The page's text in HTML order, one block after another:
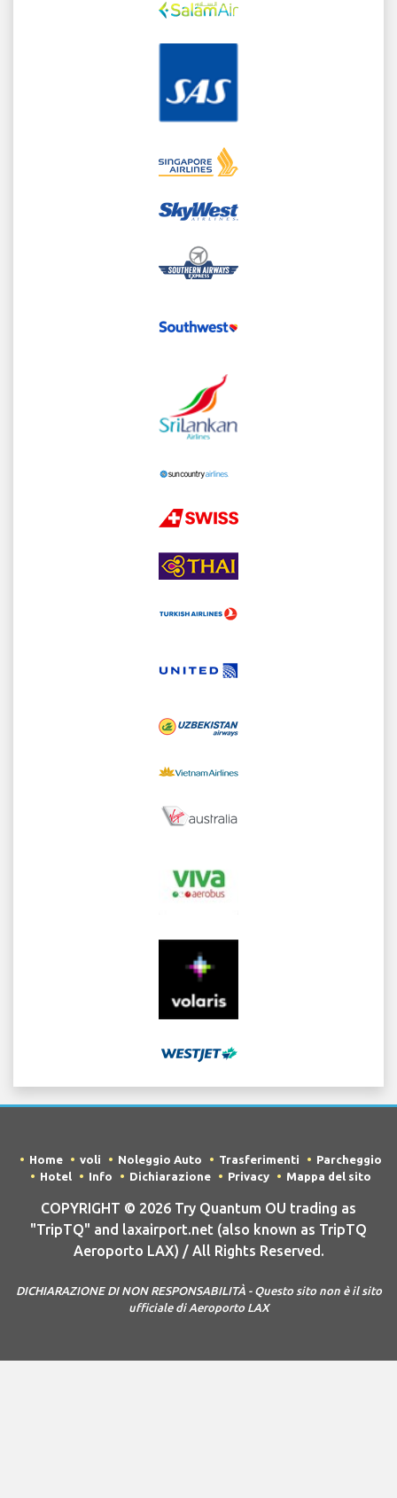
Home voli Noleggio Auto Trasferimenti
Parcheggio
Hotel
Info Dichiarazione Privacy Mappa del sito
COPYRIGHT © 2026 Try Quantum OU trading as
"TripTQ" and laxairport.net (also known as TripTQ
Aeroporto LAX) / All Rights Reserved.
DICHIARAZIONE DI NON RESPONSABILITÀ - Questo sito non è il sito
ufficiale di Aeroporto LAX